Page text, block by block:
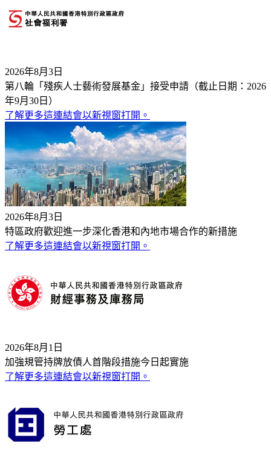
2026年8月3日
第八輪「殘疾人士藝術發展基金」接受申請（截止日期：2026
年9月30日）
了解更多這連結會以新視窗打開。
2026年8月3日
特區政府歡迎進一步深化香港和內地市場合作的新措施
了解更多這連結會以新視窗打開。
2026年8月1日
加強規管持牌放債人首階段措施今日起實施
了解更多這連結會以新視窗打開。